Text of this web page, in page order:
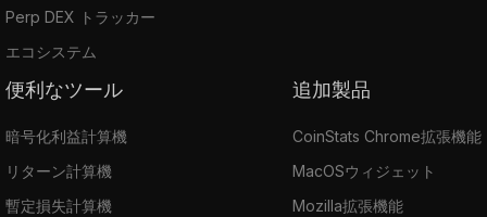
Perp DEX トラッカー
エコシステム
便利なツール
暗号化利益計算機
リターン計算機
暫定損失計算機
追加製品
CoinStats Chrome拡張機能
MacOSウィジェット
Mozilla拡張機能